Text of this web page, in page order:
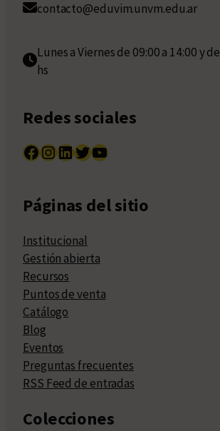
contacto@eduvim.unvm.edu.ar
Lunes a Viernes de 09:00 a 14:00 y
hs
Redes sociales
Facebook InstagramLinkedIn Twitter YouTube
Páginas del sitio
Institucional
Gestión abierta
Recursos
Puntos de venta
Catálogo
Blog
Eventos
Preguntas frecuentes
RSS Feed de entradas
Colecciones